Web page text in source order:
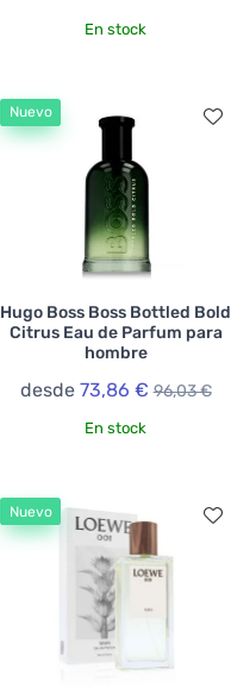
En stock
Nuevo
Hugo Boss Boss Bottled Bold
Citrus Eau de Parfum para
hombre
desde 73,86 € 96,03 €
En stock
Nuevo